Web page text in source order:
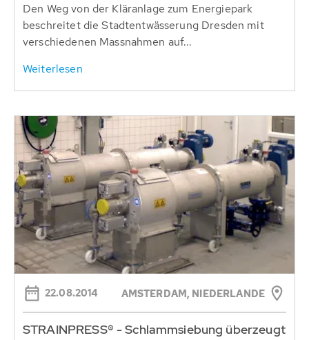
Den Weg von der Kläranlage zum Energiepark
beschreitet die Stadtentwässerung Dresden mit
verschiedenen Massnahmen auf...
Weiterlesen
22.08.2014 AMSTERDAM, NIEDERLANDE
STRAINPRESS® - Schlammsiebung überzeugt